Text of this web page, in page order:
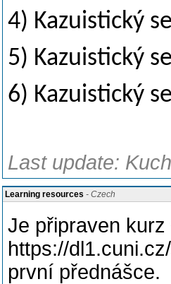
4) Kazuistický
5) Kazuistický
6) Kazuistický
Last update:
Learning resources - Czech
Je připraven
https://
první přednášce.